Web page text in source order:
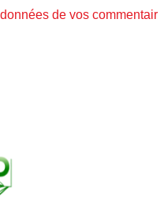
de vos commentair